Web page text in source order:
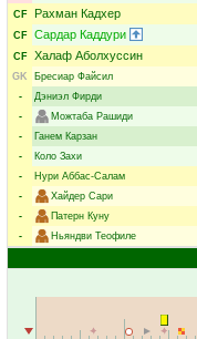
CF
Рахман Кадхер
CF
Сардар Каддури
CF
Халаф Аболхуссин
GK
Бресиар Файсил
-
Дэниэл Фирди
-
Можтаба Рашиди
-
Ганем Карзан
-
Коло Захи
-
Нури Аббас-Салам
-
Хайдер Сари
-
Патерн Куну
-
Ньяндви Теофиле